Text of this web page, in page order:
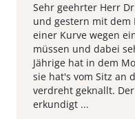
Sehr geehrter Herr
und gestern mit dem
einer Kurve wegen
müssen und dabei
Jährige hat in dem
sie hat's vom Sitz an
verdreht geknallt.
erkundigt ...